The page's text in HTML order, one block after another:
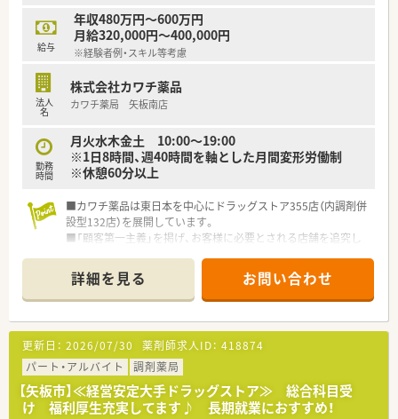
給与
年収480万円～600万円
月給320,000円～400,000円
※経験者例・スキル等考慮
法人
名
株式会社カワチ薬品
カワチ薬局 矢板南店
勤務
時間
月火水木金土 10:00～19:00
※1日8時間、週40時間を軸とした月間変形労働制
※休憩60分以上
■カワチ薬品は東日本を中心にドラッグストア355店（内調剤併
設型132店）を展開しています。
■「顧客第一主義」を掲げ、お客様に必要とされる店舗を追究し
■薬剤師の募集にあたって、自宅通勤のエリア社員と転居を伴う
異動があるナショナル社員の2コースに分かれています。
■勤務薬剤師だけでなく、薬局長や管理職、幹部候補としてのキ
ャリアビジョンも描ける環境です。
■調剤併設店舗でのご勤務の場合、薬剤師は調剤投薬業務が中心
となります。
■「地域の人々の健康を支えたい」という思いを大事にされてい
る方、ぜひご応募ください。
詳細を見る お問い合わせ
更新日： 2026/07/30 薬剤師求人ID： 418874
パート・アルバイト
調剤薬局
【矢板市】≪経営安定大手ドラッグストア≫ 総合科目受
け 福利厚生充実してます♪ 長期就業におすすめ！